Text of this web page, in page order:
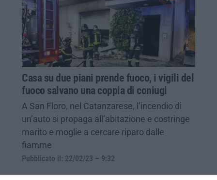
Casa su due piani prende fuoco, i vigili del
fuoco salvano una coppia di coniugi
A San Floro, nel Catanzarese, l’incendio di
un’auto si propaga all’abitazione e costringe
marito e moglie a cercare riparo dalle
fiamme
Pubblicato il: 22/02/23 – 9:32